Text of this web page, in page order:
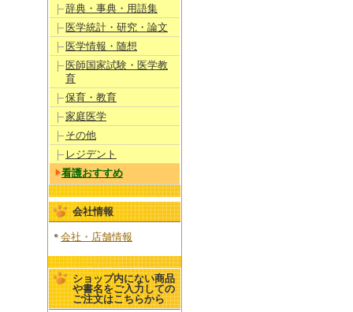
辞典・事典・用語集
医学統計・研究・論文
医学情報・随想
医師国家試験・医学教
育
保育・教育
家庭医学
その他
レジデント
看護おすすめ
会社情報
会社・店舗情報
ショップ内にない商品
や書名をご入力しての
ご注文はこちらから